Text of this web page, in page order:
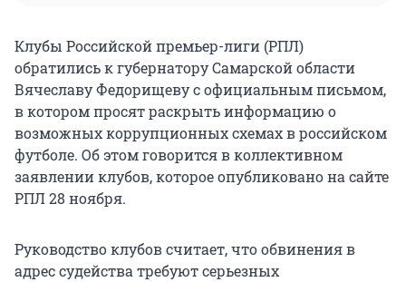
Клубы Российской премьер-лиги (РПЛ)
обратились к губернатору Самарской области
Вячеславу Федорищеву с официальным письмом,
в котором просят раскрыть информацию о
возможных коррупционных схемах в российском
футболе. Об этом говорится в коллективном
заявлении клубов, которое опубликовано на сайте
РПЛ 28 ноября.
Руководство клубов считает, что обвинения в
адрес судейства требуют серьезных